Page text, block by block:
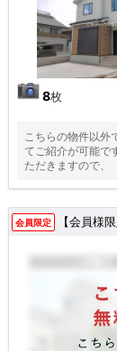
8枚
こちらの物件以外
てご紹介が可能で
ただきますので、
会員限定 【会員様